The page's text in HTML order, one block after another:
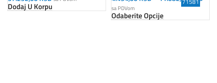
Dodaj U Korpu sa PDVom
Odaberite Opcije
71581